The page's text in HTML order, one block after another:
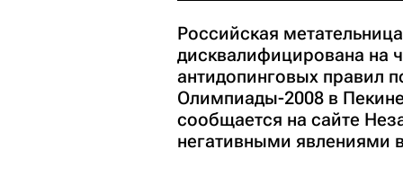
Российская
дисквалифицирована на
антидопинговых правил
Олимпиады-2008 в
сообщается на сайте
негативными явлениями